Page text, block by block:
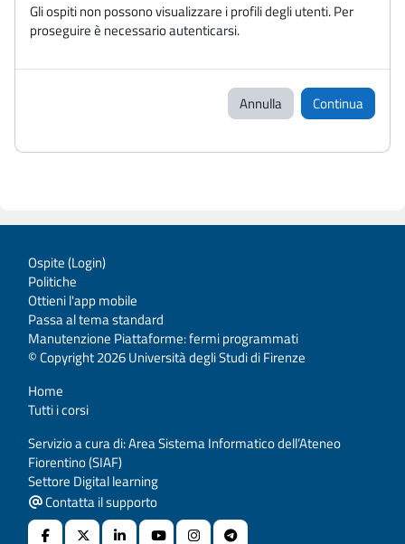
Gli ospiti non possono visualizzare i profili degli utenti. Per
proseguire è necessario autenticarsi.
Annulla Continua
Ospite (Login)
Politiche
Ottieni l'app mobile
Passa al tema standard
Manutenzione Piattaforme: fermi programmati
© Copyright 2026 Università degli Studi di Firenze
Home
Tutti i corsi
Servizio a cura di: Area Sistema Informatico dell’Ateneo
Fiorentino (SIAF)
Settore Digital learning
Contatta il supporto